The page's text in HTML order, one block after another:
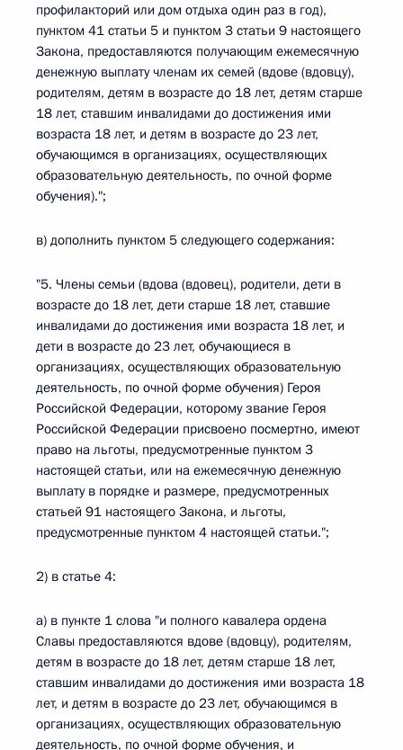
профилакторий или дом отдыха один раз в год),
пунктом 41 статьи 5 и пунктом 3 статьи 9 настоящего
Закона, предоставляются получающим ежемесячную
денежную выплату членам их семей (вдове (вдовцу),
родителям, детям в возрасте до 18 лет, детям старше
18 лет, ставшим инвалидами до достижения ими
возраста 18 лет, и детям в возрасте до 23 лет,
обучающимся в организациях, осуществляющих
образовательную деятельность, по очной форме
обучения).";
в) дополнить пунктом 5 следующего содержания:
"5. Члены семьи (вдова (вдовец), родители, дети в
возрасте до 18 лет, дети старше 18 лет, ставшие
инвалидами до достижения ими возраста 18 лет, и
дети в возрасте до 23 лет, обучающиеся в
организациях, осуществляющих образовательную
деятельность, по очной форме обучения) Героя
Российской Федерации, которому звание Героя
Российской Федерации присвоено посмертно, имеют
право на льготы, предусмотренные пунктом 3
настоящей статьи, или на ежемесячную денежную
выплату в порядке и размере, предусмотренных
статьей 91 настоящего Закона, и льготы,
предусмотренные пунктом 4 настоящей статьи.";
2) в статье 4:
а) в пункте 1 слова "и полного кавалера ордена
Славы предоставляются вдове (вдовцу), родителям,
детям в возрасте до 18 лет, детям старше 18 лет,
ставшим инвалидами до достижения ими возраста 18
лет, и детям в возрасте до 23 лет, обучающимся в
организациях, осуществляющих образовательную
деятельность, по очной форме обучения, и